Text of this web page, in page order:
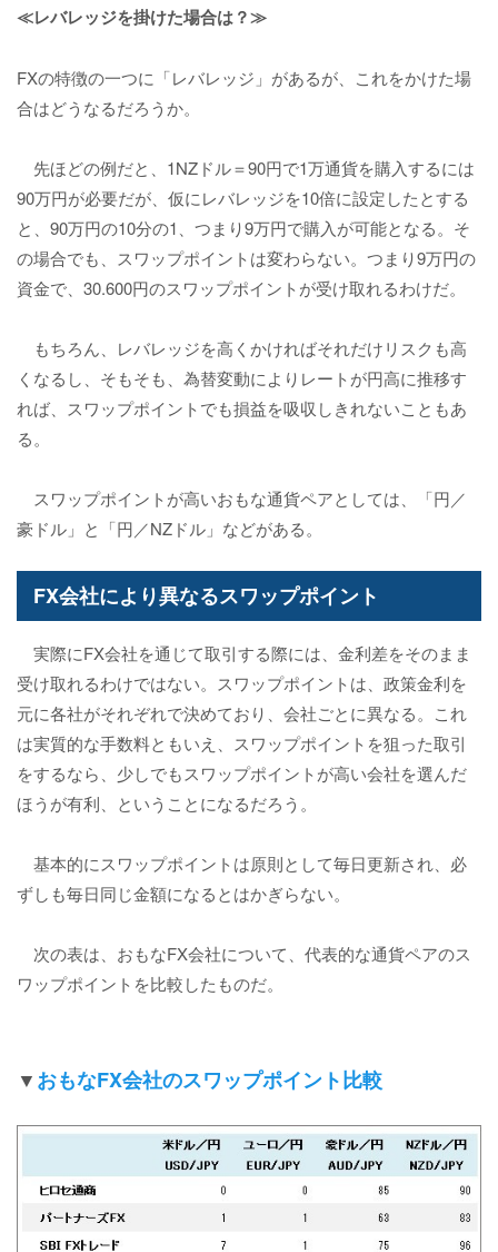
≪レバレッジを掛けた場合は？≫
FXの特徴の一つに「レバレッジ」があるが、これをかけた場
合はどうなるだろうか。
先ほどの例だと、1NZドル＝90円で1万通貨を購入するには
90万円が必要だが、仮にレバレッジを10倍に設定したとする
と、90万円の10分の1、つまり9万円で購入が可能となる。そ
の場合でも、スワップポイントは変わらない。つまり9万円の
資金で、30.600円のスワップポイントが受け取れるわけだ。
もちろん、レバレッジを高くかければそれだけリスクも高
くなるし、そもそも、為替変動によりレートが円高に推移す
れば、スワップポイントでも損益を吸収しきれないこともあ
る。
スワップポイントが高いおもな通貨ペアとしては、「円／
豪ドル」と「円／NZドル」などがある。
FX会社により異なるスワップポイント
実際にFX会社を通じて取引する際には、金利差をそのまま
受け取れるわけではない。スワップポイントは、政策金利を
元に各社がそれぞれで決めており、会社ごとに異なる。これ
は実質的な手数料ともいえ、スワップポイントを狙った取引
をするなら、少しでもスワップポイントが高い会社を選んだ
ほうが有利、ということになるだろう。
基本的にスワップポイントは原則として毎日更新され、必
ずしも毎日同じ金額になるとはかぎらない。
次の表は、おもなFX会社について、代表的な通貨ペアのス
ワップポイントを比較したものだ。
▼おもなFX会社のスワップポイント比較